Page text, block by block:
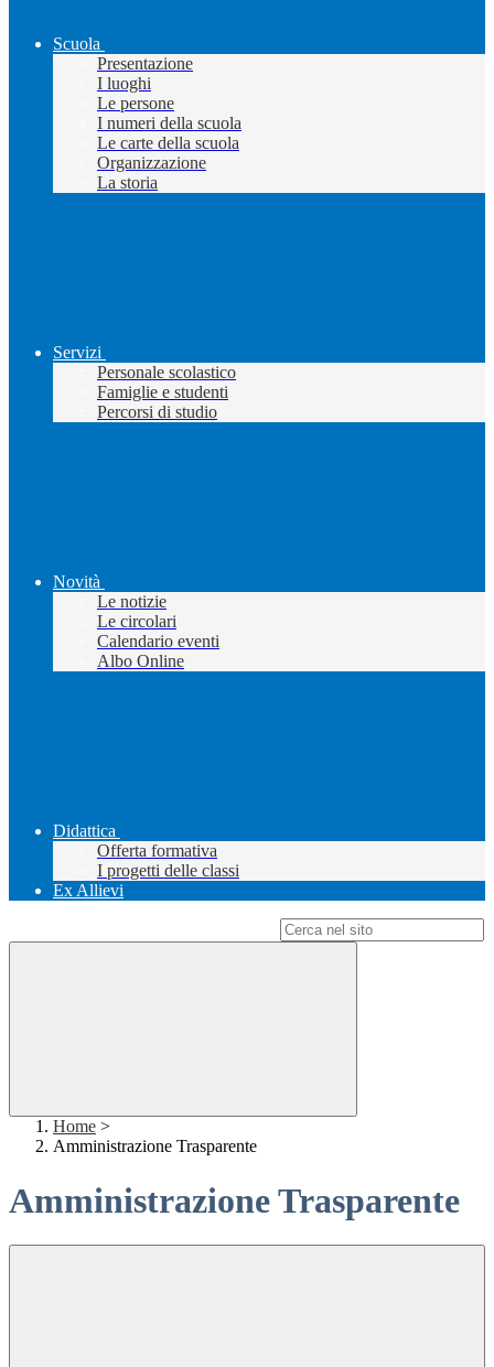
Scuola
Presentazione
I luoghi
Le persone
I numeri della scuola
Le carte della scuola
Organizzazione
La storia
Servizi
Personale scolastico
Famiglie e studenti
Percorsi di studio
Novità
Le notizie
Le circolari
Calendario eventi
Albo Online
Didattica
Offerta formativa
I progetti delle classi
Ex Allievi
Home >
Amministrazione Trasparente
Amministrazione Trasparente